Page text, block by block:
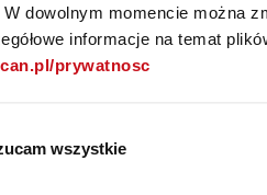
dowolnym momencie można
informacje na temat
prywatnosc
wszystkie
4
lekcji